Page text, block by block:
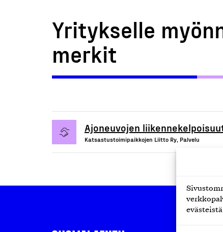
Yritykselle
merkit
Ajoneuvojen
Katsastustoimipaikkojen Liitto Ry, Palvelu